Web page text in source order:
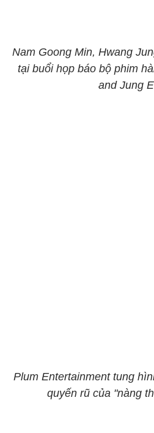
Nam Goong Min, Hwang
tại buổi họp báo bộ phim
and Jung
Plum Entertainment tung
quyến rũ của "nàng